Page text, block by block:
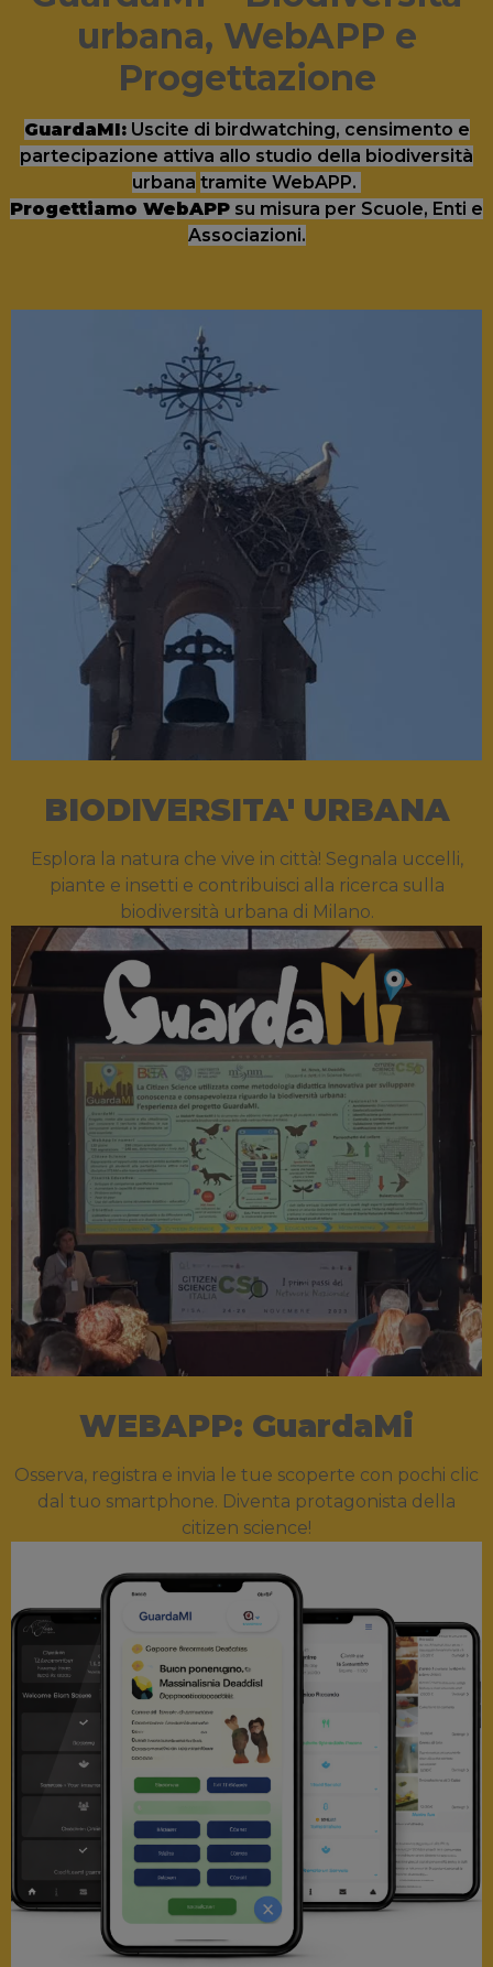
urbana, WebAPP e
Progettazione
GuardaMI:Uscite di birdwatching, censimento e
partecipazione attiva allo studio della biodiversità
urbana tramite WebAPP.
Progettiamo WebAPP su misura per Scuole, Enti e
Associazioni.
BIODIVERSITA' URBANA
Esplora la natura che vive in città! Segnala uccelli,
piante e insetti e contribuisci alla ricerca sulla
biodiversità urbana di Milano.
WEBAPP: GuardaMi
Osserva, registra e invia le tue scoperte con pochi clic
dal tuo smartphone. Diventa protagonista della
citizen science!